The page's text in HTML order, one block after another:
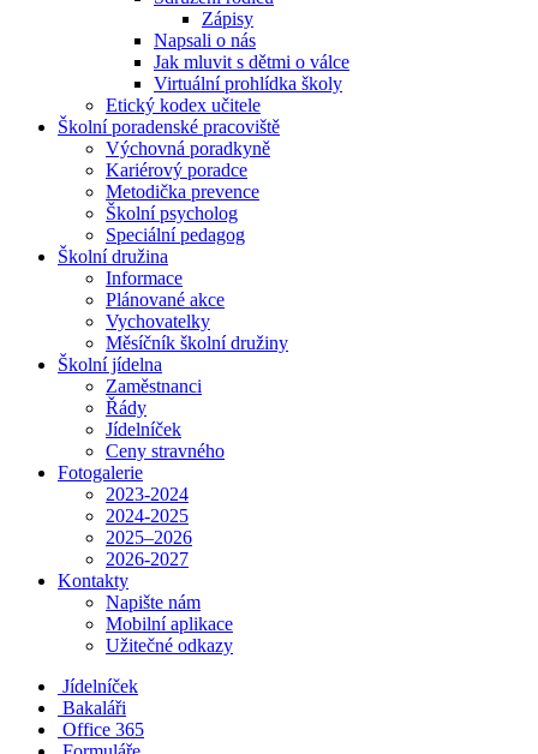
Zápisy
Napsali o nás
Jak mluvit s dětmi o válce
Virtuální prohlídka školy
Etický kodex učitele
Školní poradenské pracoviště
Výchovná poradkyně
Kariérový poradce
Metodička prevence
Školní psycholog
Speciální pedagog
Školní družina
Informace
Plánované akce
Vychovatelky
Měsíčník školní družiny
Školní jídelna
Zaměstnanci
Řády
Jídelníček
Ceny stravného
Fotogalerie
2023-2024
2024-2025
2025–2026
2026-2027
Kontakty
Napište nám
Mobilní aplikace
Užitečné odkazy
Jídelníček
Bakaláři
Office 365